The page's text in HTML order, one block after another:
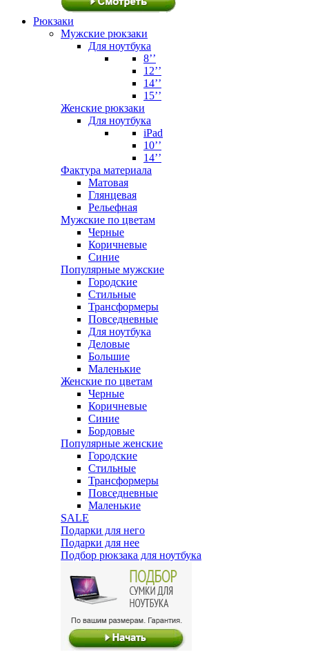
Рюкзаки
Мужские рюкзаки
Для ноутбука
8’’
12’’
14’’
15’’
Женские рюкзаки
Для ноутбука
iPad
10’’
14’’
Фактура материала
Матовая
Глянцевая
Рельефная
Мужские по цветам
Черные
Коричневые
Синие
Популярные мужские
Городские
Стильные
Трансформеры
Повседневные
Для ноутбука
Деловые
Большие
Маленькие
Женские по цветам
Черные
Коричневые
Синие
Бордовые
Популярные женские
Городские
Стильные
Трансформеры
Повседневные
Маленькие
SALE
Подарки для него
Подарки для нее
Подбор рюкзака для ноутбука